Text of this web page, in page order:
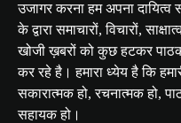
उजागर करना हम अपना दायित्व
के द्वारा समाचारों, विचारों,
खोजी ख़बरों को कुछ हटकर
कर रहे है। हमारा ध्येय है कि
सकारात्मक हो, रचनात्मक हो,
सहायक हो।